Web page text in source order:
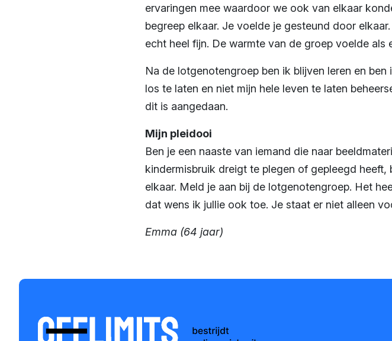
ervaringen mee waardoor we ook van elkaar
begreep elkaar. Je voelde je gesteund door
echt heel fijn. De warmte van de groep voelde als
Na de lotgenotengroep ben ik blijven leren en
los te laten en niet mijn hele leven te laten
dit is aangedaan.
Mijn pleidooi
Ben je een naaste van iemand die naar
kindermisbruik dreigt te plegen of gepleegd
elkaar. Meld je aan bij de lotgenotengroep. Het
dat wens ik jullie ook toe. Je staat er niet alleen
Emma (64 jaar)